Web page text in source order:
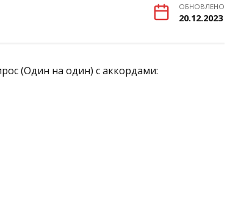
ОБНОВЛЕНО
20.12.2023
(Один на один) с аккордами: